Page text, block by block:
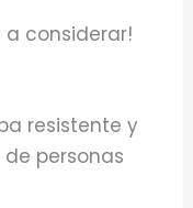
a considerar!
resistente y
personas